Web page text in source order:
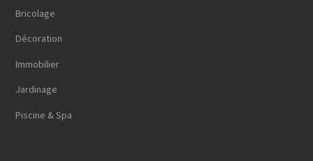
Bricolage
Décoration
Immobilier
Jardinage
Piscine & Spa